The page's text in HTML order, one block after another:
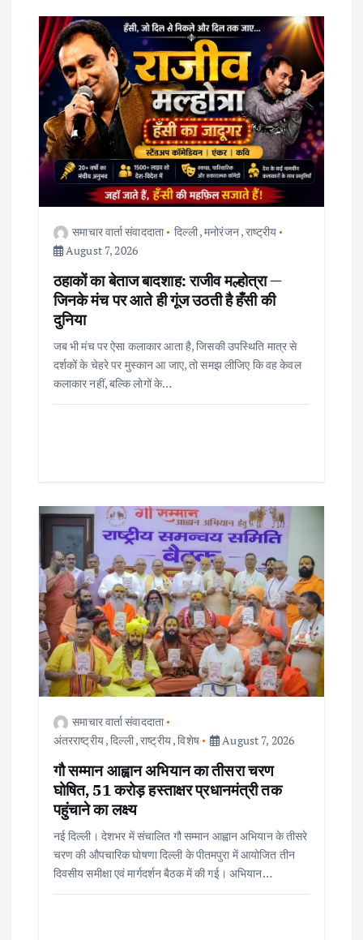
v
g
a
t
समाचार वार्ता संवाददाता दिल्ली,मनोरंजन,राष्ट्रीय
August 7, 2026
ठहाकों का बेताज बादशाह: राजीव मल्होत्रा —
जिनके मंच पर आते ही गूंज उठती है हँसी की
दुनिया
जब भी मंच पर ऐसा कलाकार आता है, जिसकी उपस्थिति मात्र से
दर्शकों के चेहरे पर मुस्कान आ जाए, तो समझ लीजिए कि वह केवल
कलाकार नहीं, बल्कि लोगों के…
समाचार वार्ता संवाददाता
अंतरराष्ट्रीय,दिल्ली,राष्ट्रीय,विशेष August 7, 2026
गौ सम्मान आह्वान अभियान का तीसरा चरण
घोषित, 51 करोड़ हस्ताक्षर प्रधानमंत्री तक
पहुंचाने का लक्ष्य
नई दिल्ली। देशभर में संचालित गौ सम्मान आह्वान अभियान के तीसरे
चरण की औपचारिक घोषणा दिल्ली के पीतमपुरा में आयोजित तीन
दिवसीय समीक्षा एवं मार्गदर्शन बैठक में की गई। अभियान…